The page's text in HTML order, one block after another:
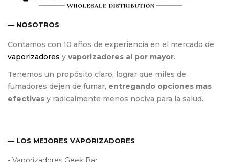
— NOSOTROS
Contamos con 10 años de experiencia en el mercado de
vaporizadores y vaporizadores al por mayor.
Tenemos un propósito claro; lograr que miles de
fumadores dejen de fumar, entregando opciones mas
efectivas y radicalmente menos nociva para la salud.
— LOS MEJORES VAPORIZADORES